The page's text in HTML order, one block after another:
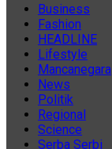
Business
Fashion
HEADLINE
Lifestyle
Mancanegara
News
Politik
Regional
Science
Serba Serbi